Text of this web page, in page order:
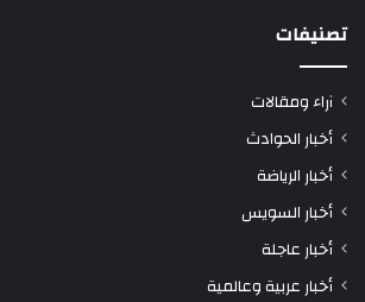
تصنيفات
آراء ومقالات
أخبار الحوادث
أخبار الرياضة
أخبار السويس
أخبار عاجلة
أخبار عربية وعالمية